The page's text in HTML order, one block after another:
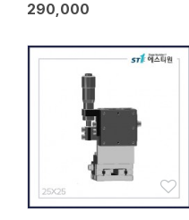
290,000